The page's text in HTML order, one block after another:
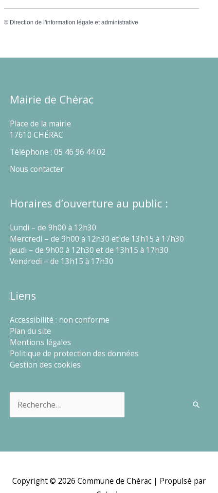
© Direction de l'information légale et administrative
Mairie de Chérac
Place de la mairie
17610 CHÉRAC
Téléphone : 05 46 96 44 02
Nous contacter
Horaires d’ouverture au public :
Lundi – de 9h00 à 12h30
Mercredi – de 9h00 à 12h30 et de 13h15 à 17h30
Jeudi – de 9h00 à 12h30 et de 13h15 à 17h30
Vendredi – de 13h15 à 17h30
Liens
Accessibilité : non conforme
Plan du site
Mentions légales
Politique de protection des données
Gestion des cookies
Copyright © 2026 Commune de Chérac | Propulsé par